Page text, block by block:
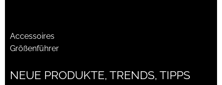
Accessoires
Größenführer
NEUE PRODUKTE, TRENDS, TIPPS